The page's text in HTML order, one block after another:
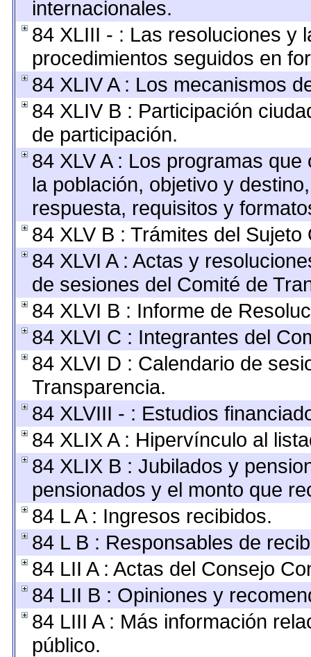
internacionales.
84 XLIII - : Las resoluciones y
procedimientos seguidos en
84 XLIV A : Los mecanismos
84 XLIV B : Participación
de participación.
84 XLV A : Los programas
la población, objetivo y
respuesta, requisitos y
84 XLV B : Trámites del Sujeto
84 XLVI A : Actas y
de sesiones del Comité de
84 XLVI B : Informe de
84 XLVI C : Integrantes del
84 XLVI D : Calendario de
Transparencia.
84 XLVIII - : Estudios
84 XLIX A : Hipervínculo al
84 XLIX B : Jubilados y
pensionados y el monto que
84 L A : Ingresos recibidos.
84 L B : Responsables de
84 LII A : Actas del Consejo
84 LII B : Opiniones y
84 LIII A : Más información
público.